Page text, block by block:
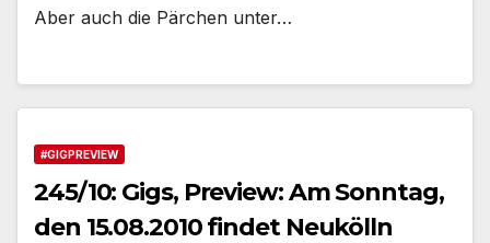
Aber auch die Pärchen unter…
#GIGPREVIEW
245/10: Gigs, Preview: Am Sonntag,
den 15.08.2010 findet Neukölln